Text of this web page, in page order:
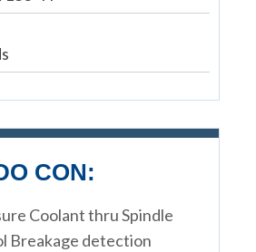
CON:
Coolant thru Spindle
Breakage detection